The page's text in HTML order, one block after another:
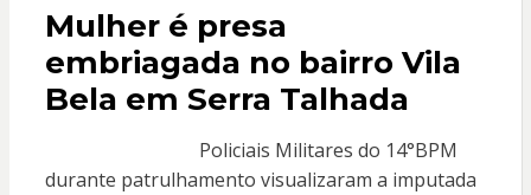
EM
Mulher é presa
embriagada no bairro Vila
Bela em Serra Talhada
Policiais Militares do 14°BPM
durante patrulhamento visualizaram a imputada